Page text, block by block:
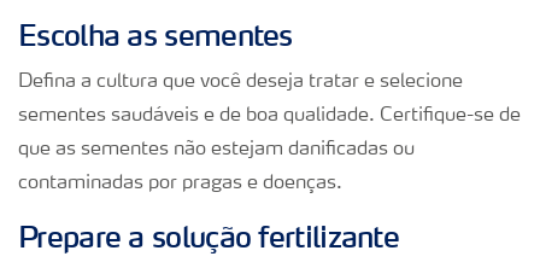
Escolha as sementes
Defina a cultura que você deseja tratar e selecione
sementes saudáveis e de boa qualidade. Certifique-se de
que as sementes não estejam danificadas ou
contaminadas por pragas e doenças.
Prepare a solução fertilizante